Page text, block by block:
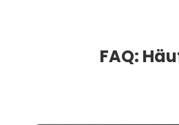
FAQ: